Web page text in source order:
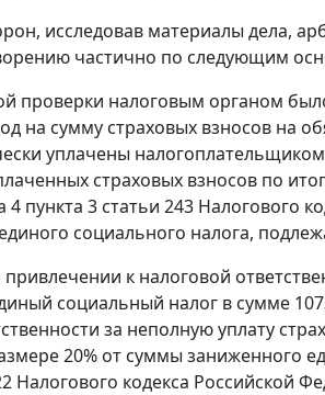
исследовав материалы дела,
частично по следующим
проверки налоговым органом
на сумму страховых взносов на
уплачены
страховых взносов по
4 пункта 3 статьи 243 Налогового
социального налога,
к налоговой
социальный налог в сумме
за неполную уплату
20% от суммы заниженного
Налогового кодекса Российской